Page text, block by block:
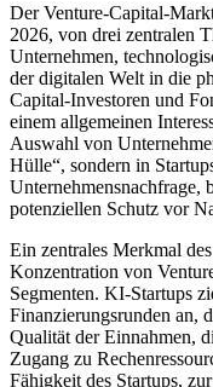
Der Venture-Capital-
2026, von drei zentralen
Unternehmen,
der digitalen Welt in die
Capital-Investoren und
einem allgemeinen
Auswahl von
Hülle“, sondern in
Unternehmensnachfrage,
potenziellen Schutz vor
Ein zentrales Merkmal
Konzentration von
Segmenten. KI-Startups
Finanzierungsrunden an,
Qualität der Einnahmen,
Zugang zu
Fähigkeit des Startups,